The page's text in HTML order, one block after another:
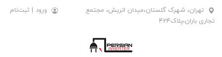
تهران، شهرک گلستان،میدان اتریش، مجتمع
تجاری باران،پلاک424
ورود | ثبت‌نام